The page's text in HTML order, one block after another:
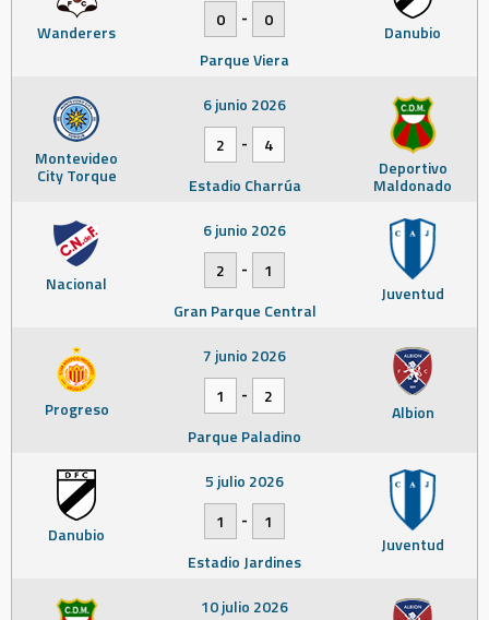
Wanderers Danubio
0
-
0
Parque Viera
Montevideo
City Torque Deportivo
Maldonado
6 junio 2026
2
-
4
Estadio Charrúa
Nacional Juventud
6 junio 2026
2
-
1
Gran Parque Central
Progreso Albion
7 junio 2026
1
-
2
Parque Paladino
Danubio Juventud
5 julio 2026
1
-
1
Estadio Jardines
10 julio 2026